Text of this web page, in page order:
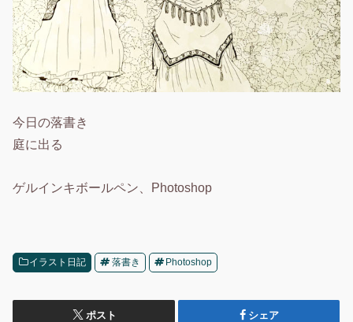
今日の落書き
庭に出る
ゲルインキボールペン、Photoshop
イラスト日記 落書き Photoshop
ポスト シェア